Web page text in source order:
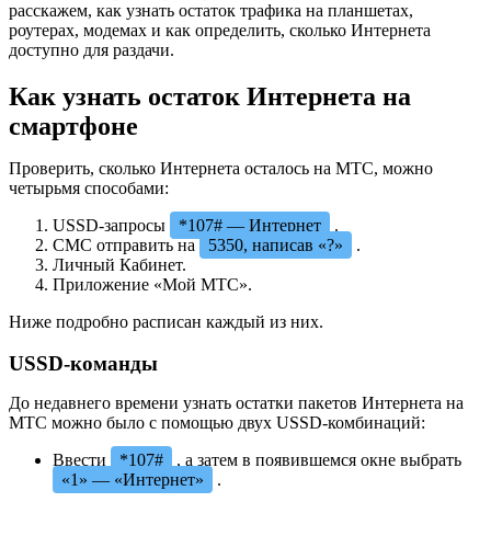
расскажем, как узнать остаток трафика на планшетах,
роутерах, модемах и как определить, сколько Интернета
доступно для раздачи.
Как узнать остаток Интернета на
смартфоне
Проверить, сколько Интернета осталось на МТС, можно
четырьмя способами:
USSD-запросы
*107# — Интернет
.
СМС отправить на 5350, написав «?»
.
Личный Кабинет.
Приложение «Мой МТС».
Ниже подробно расписан каждый из них.
USSD-команды
До недавнего времени узнать остатки пакетов Интернета на
МТС можно было с помощью двух USSD-комбинаций:
Ввести
*107#
, а затем в появившемся окне выбрать
«1» — «Интернет»
.